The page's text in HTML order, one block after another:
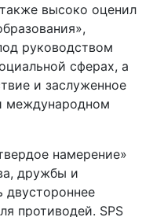
высоко оценил
руководством
сферах, а
и заслуженное
международном
намерение»
дружбы и
двустороннее
противодей. SPS